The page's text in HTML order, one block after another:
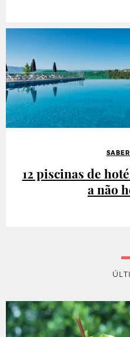
12 piscinas de
a não